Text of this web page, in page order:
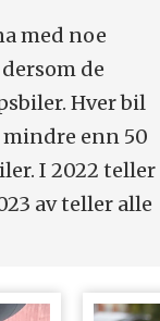
med noe
de
Hver bil
enn 50
I 2022 teller
av teller alle